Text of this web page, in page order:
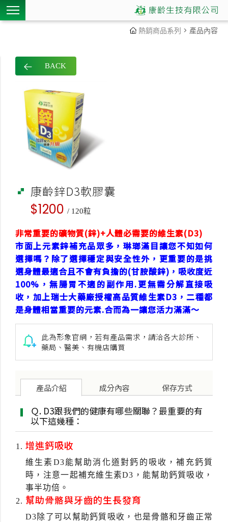
熱銷商品系列 > 產品內容
BACK
康齡鋅D3軟膠囊
$1200 / 120粒
非常重要的礦物質(鋅)+人體必需要的維生素(D3)
市面上元素鋅補充品眾多，琳瑯滿目讓您不知如何
選擇嗎？除了選擇穩定與安全性外，更重要的是挑
選身體最適合且不會有負擔的(甘胺酸鋅)，吸收度近
100%，無腸胃不適的副作用.更無需分解直接吸
收，加上瑞士大藥廠授權高品質維生素D3，二種都
是身體相當重要的元素.合而為一讓您活力滿滿～
此為形象官網，若有產品需求，請洽各大診所、
藥局、醫美、有機店購買
產品介紹 成分內容 保存方式
Ｑ. D3跟我們的健康有哪些關聯？最重要的有
以下這幾種：
增進鈣吸收
維生素D3能幫助消化道對鈣的吸收，補充鈣質
時，注意一起補充維生素D3，能幫助鈣質吸收，
事半功倍。
幫助骨骼與牙齒的生長發育
D3除了可以幫助鈣質吸收，也是骨骼和牙齒正常